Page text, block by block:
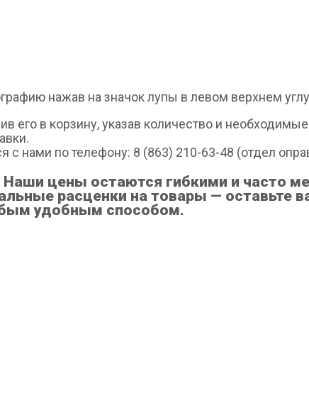
нажав на значок лупы в левом верхнем
его в корзину, указав количество и
с нами по телефону: 8 (863) 210-63-48 (отдел
цены остаются гибкими и часто
расценки на товары — оставьте
удобным способом.